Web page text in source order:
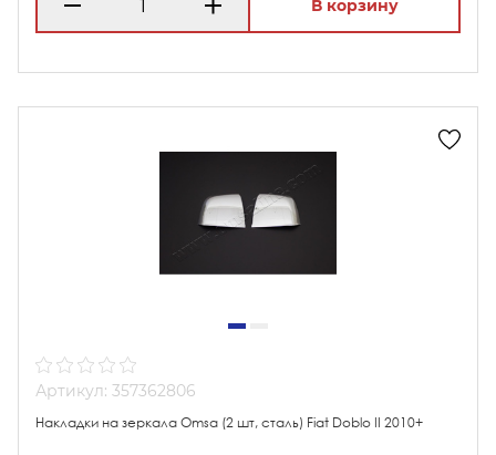
В корзину
Артикул: 357362806
Накладки на зеркала Omsa (2 шт, сталь) Fiat Doblo II 2010+